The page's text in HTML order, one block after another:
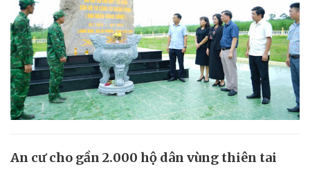
An cư cho gần 2.000 hộ dân vùng thiên tai